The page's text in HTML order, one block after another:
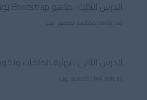
الدرس الثالث : ماهو Bootstrap بوتستراب
bootstrap مقالات تصميم ويب
الدرس الثانى : تهئية الملفات
html articles تصميم ويب